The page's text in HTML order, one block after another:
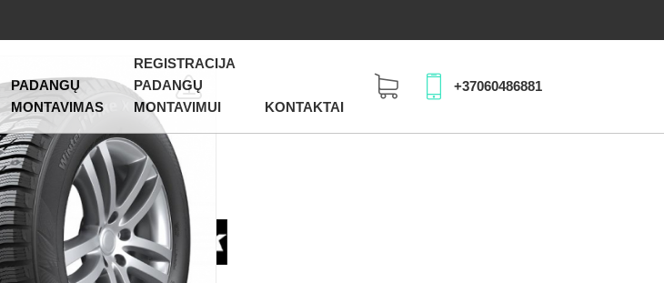
PADANGŲ
MONTAVIMAS
REGISTRACIJA
PADANGŲ
MONTAVIMUI
KONTAKTAI
+37060486881